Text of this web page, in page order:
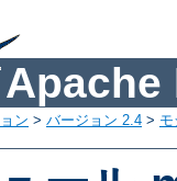
Apache
ン > バージョン 2.4 >